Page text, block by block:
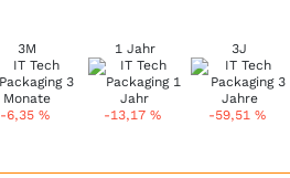
3M
-6,35%
1 Jahr
-13,17%
3J
-59,51%